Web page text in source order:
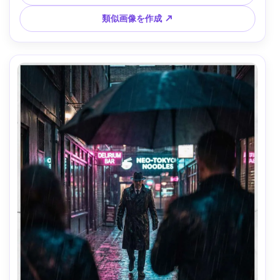
300dpi印刷対応 --ar 4:5
類似画像を作成 ↗